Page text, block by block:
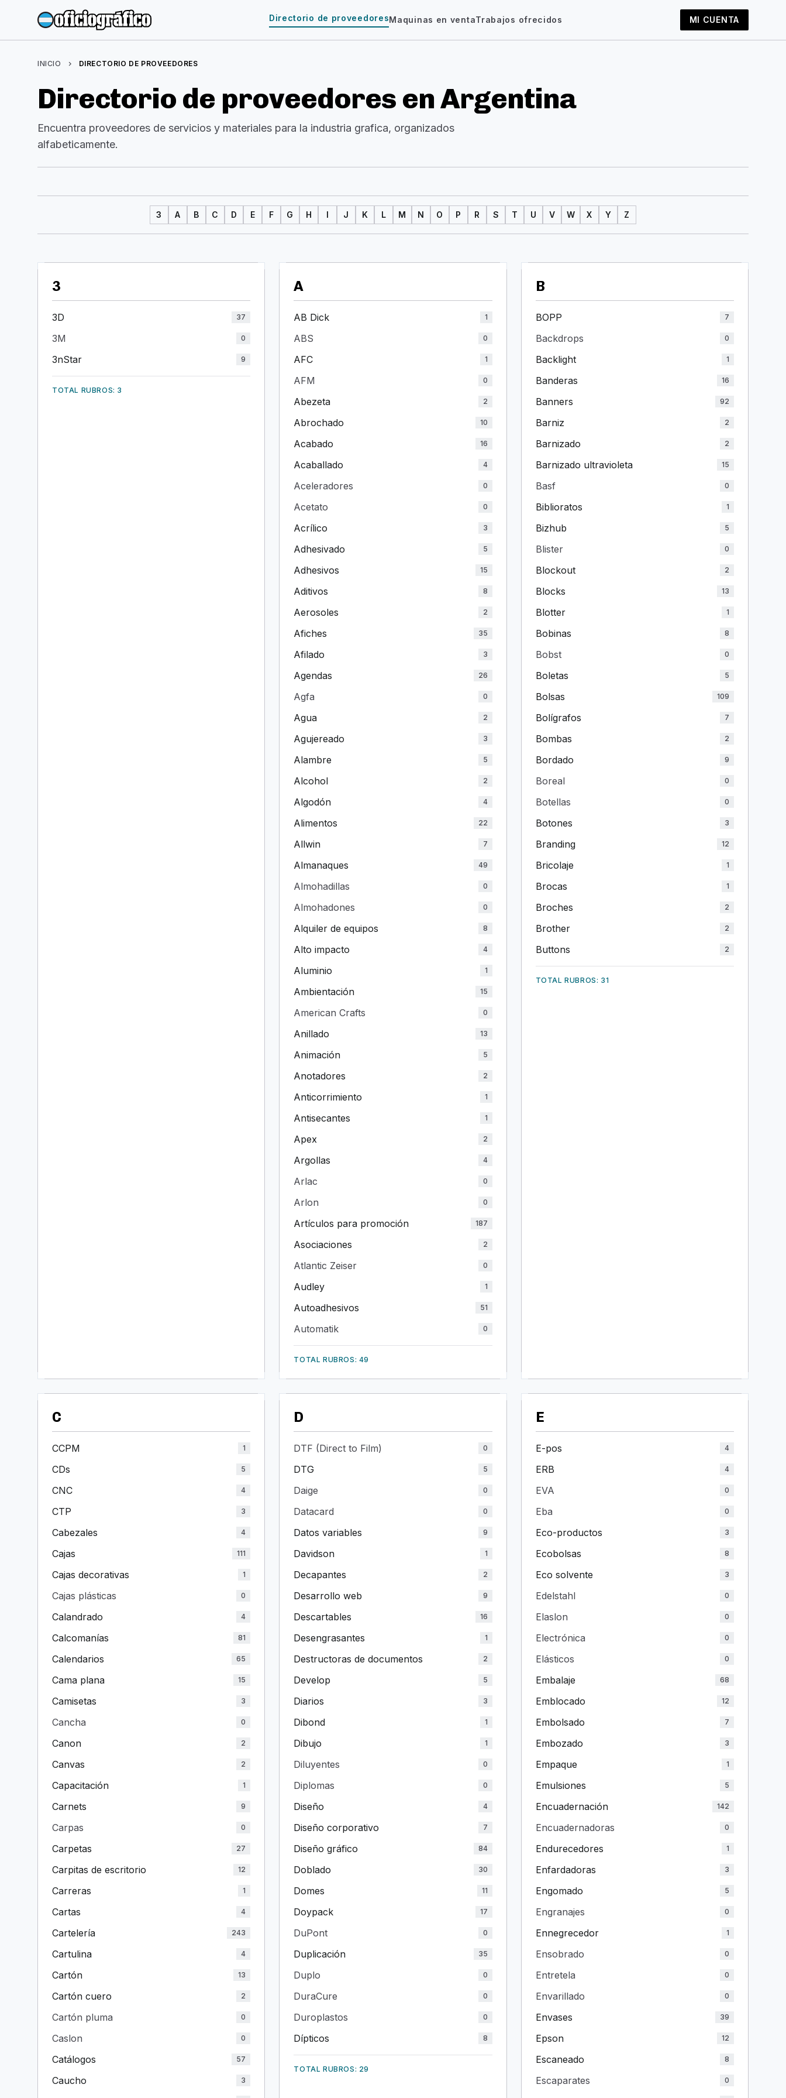
Directorio de proveedoresMaquinas en ventaTrabajos ofrecidos MI CUENTA
INICIO chevron_right DIRECTORIO DE PROVEEDORES
Directorio de proveedores en Argentina
Encuentra proveedores de servicios y materiales para la industria grafica, organizados
alfabeticamente.
3 A B C D E F G H I J K L M N O P R S T U V W X Y Z
3
3D 37
3M 0
3nStar 9
TOTAL RUBROS: 3
A
AB Dick 1
ABS 0
AFC 1
AFM 0
Abezeta 2
Abrochado 10
Acabado 16
Acaballado 4
Aceleradores 0
Acetato 0
Acrílico 3
Adhesivado 5
Adhesivos 15
Aditivos 8
Aerosoles 2
Afiches 35
Afilado 3
Agendas 26
Agfa 0
Agua 2
Agujereado 3
Alambre 5
Alcohol 2
Algodón 4
Alimentos 22
Allwin 7
Almanaques 49
Almohadillas 0
Almohadones 0
Alquiler de equipos 8
Alto impacto 4
Aluminio 1
Ambientación 15
American Crafts 0
Anillado 13
Animación 5
Anotadores 2
Anticorrimiento 1
Antisecantes 1
Apex 2
Argollas 4
Arlac 0
Arlon 0
Artículos para promoción 187
Asociaciones 2
Atlantic Zeiser 0
Audley 1
Autoadhesivos 51
Automatik 0
TOTAL RUBROS: 49
B
BOPP 7
Backdrops 0
Backlight 1
Banderas 16
Banners 92
Barniz 2
Barnizado 2
Barnizado ultravioleta 15
Basf 0
Biblioratos 1
Bizhub 5
Blister 0
Blockout 2
Blocks 13
Blotter 1
Bobinas 8
Bobst 0
Boletas 5
Bolsas 109
Bolígrafos 7
Bombas 2
Bordado 9
Boreal 0
Botellas 0
Botones 3
Branding 12
Bricolaje 1
Brocas 1
Broches 2
Brother 2
Buttons 2
TOTAL RUBROS: 31
C
CCPM 1
CDs 5
CNC 4
CTP 3
Cabezales 4
Cajas 111
Cajas decorativas 1
Cajas plásticas 0
Calandrado 4
Calcomanías 81
Calendarios 65
Cama plana 15
Camisetas 3
Cancha 0
Canon 2
Canvas 2
Capacitación 1
Carnets 9
Carpas 0
Carpetas 27
Carpitas de escritorio 12
Carreras 1
Cartas 4
Cartelería 243
Cartulina 4
Cartón 13
Cartón cuero 2
Cartón pluma 0
Caslon 0
Catálogos 57
Caucho 3
D
DTF (Direct to Film) 0
DTG 5
Daige 0
Datacard 0
Datos variables 9
Davidson 1
Decapantes 2
Desarrollo web 9
Descartables 16
Desengrasantes 1
Destructoras de documentos 2
Develop 5
Diarios 3
Dibond 1
Dibujo 1
Diluyentes 0
Diplomas 0
Diseño 4
Diseño corporativo 7
Diseño gráfico 84
Doblado 30
Domes 11
Doypack 17
DuPont 0
Duplicación 35
Duplo 0
DuraCure 0
Duroplastos 0
Dípticos 8
TOTAL RUBROS: 29
E
E-pos 4
ERB 4
EVA 0
Eba 0
Eco-productos 3
Ecobolsas 8
Eco solvente 3
Edelstahl 0
Elaslon 0
Electrónica 0
Elásticos 0
Embalaje 68
Emblocado 12
Embolsado 7
Embozado 3
Empaque 1
Emulsiones 5
Encuadernación 142
Encuadernadoras 0
Endurecedores 1
Enfardadoras 3
Engomado 5
Engranajes 0
Ennegrecedor 1
Ensobrado 0
Entretela 0
Envarillado 0
Envases 39
Epson 12
Escaneado 8
Escaparates 0